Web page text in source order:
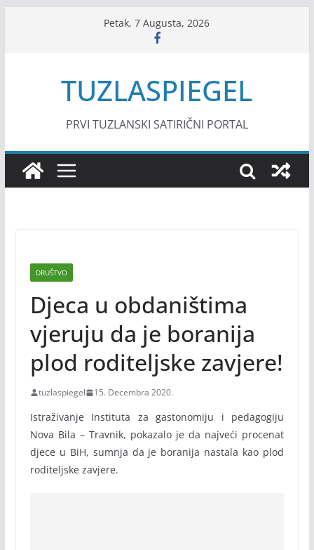
Petak, 7 Augusta, 2026
TUZLASPIEGEL
PRVI TUZLANSKI SATIRIČNI PORTAL
DRUŠTVO
Djeca u obdaništima
vjeruju da je boranija
plod roditeljske zavjere!
tuzlaspiegel 15. Decembra 2020.
Istraživanje Instituta za gastonomiju i pedagogiju
Nova Bila – Travnik, pokazalo je da najveći procenat
djece u BiH, sumnja da je boranija nastala kao plod
roditeljske zavjere.